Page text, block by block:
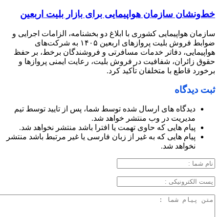
خط‌ونشان سازمان هواپیمایی برای بازار بلیت اربعین
سازمان هواپیمایی کشوری با ابلاغ دو بخشنامه، الزامات اجرایی و
ضوابط فروش بلیت پروازهای اربعین ۱۴۰۵ به شرکت‌های
هواپیمایی، دفاتر خدمات مسافرتی و فروشندگان برخط، بر حفظ
حقوق زائران، شفافیت در فروش بلیت، رعایت ایمنی پروازها و
برخورد قاطع با متخلفان تأکید کرد.
ثبت دیدگاه
دیدگاه های ارسال شده توسط شما، پس از تایید توسط تیم
مدیریت در وب منتشر خواهد شد.
پیام هایی که حاوی تهمت یا افترا باشد منتشر نخواهد شد.
پیام هایی که به غیر از زبان فارسی یا غیر مرتبط باشد منتشر
نخواهد شد.